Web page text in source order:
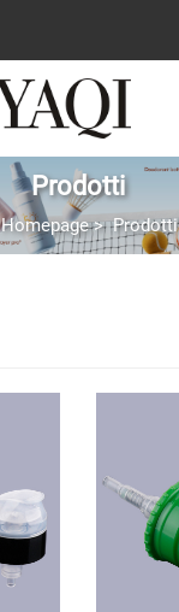
Prodotti
Homepage>Prodotti